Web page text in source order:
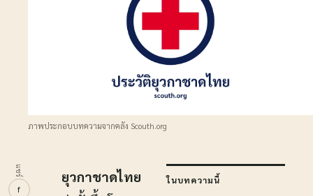
ภาพประกอบบทความจากคลัง Scouth.org
แชร์
f
ยุวกาชาดไทย
ในบทความนี้